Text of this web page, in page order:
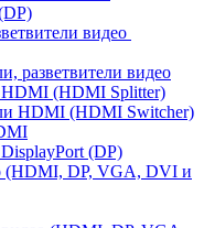
видео
разветвители видео
HDMI (HDMI Splitter)
HDMI (HDMI Switcher)
(DP)
(HDMI, DP, VGA, DVI и